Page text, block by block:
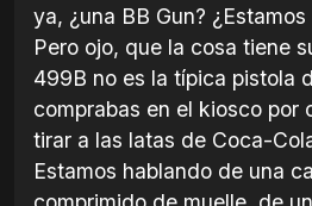
ya, ¿una BB Gun?
Pero ojo, que la cosa tiene
499B no es la típica pistola
comprabas en el kiosco por
tirar a las latas de Coca-
Estamos hablando de una